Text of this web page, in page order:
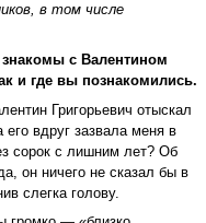
в том числе
с Валентином
и где вы познакомились.
Григорьевич отыскал
вдруг зазвала меня в
сорок с лишним лет? Об
он ничего не сказал бы в
слегка голову.